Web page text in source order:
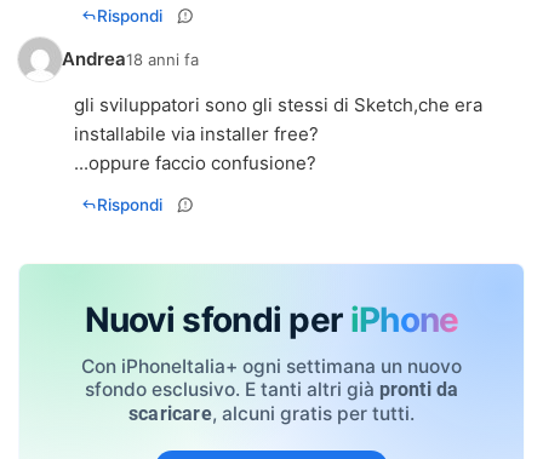
Rispondi
Andrea18 anni fa
gli sviluppatori sono gli stessi di Sketch,che era
installabile via installer free?
...oppure faccio confusione?
Rispondi
Nuovi sfondi per iPhone
Con iPhoneItalia+ ogni settimana un nuovo
sfondo esclusivo. E tanti altri già pronti da
scaricare, alcuni gratis per tutti.